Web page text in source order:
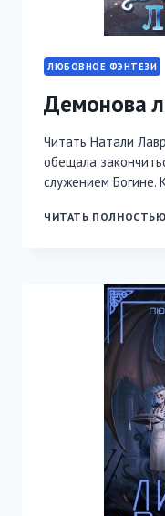
ЛЮБОВНОЕ ФЭНТЕЗИ
Демонова
Читать Натали
обещала
служением Богине.
ЧИТАТЬ ПОЛНОСТЬЮ